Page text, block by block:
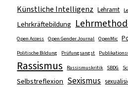
Künstliche Intelligenz Lehramt
Lehrkräftebildung
Open Access
Open Gender Journal OpenMic
Politische Bildung Prüfungsangst
Rassismus Rassismuskritik SBDG
Selbstreflexion Sexismus